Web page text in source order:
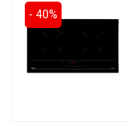
- 40%